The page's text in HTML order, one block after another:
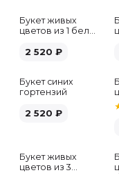
Букет живых
цветов из 1 белой
2 520 ₽
Букет синих
гортензий
2 520 ₽
Букет живых
цветов из 3